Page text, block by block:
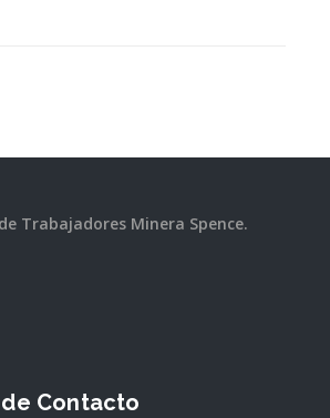
Trabajadores Minera Spence.
Contacto